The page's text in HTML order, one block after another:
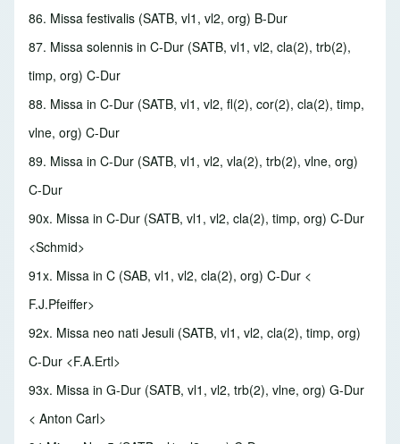
86. Missa festivalis (SATB, vl1, vl2, org) B-Dur
87. Missa solennis in C-Dur (SATB, vl1, vl2, cla(2), trb(2),
timp, org) C-Dur
88. Missa in C-Dur (SATB, vl1, vl2, fl(2), cor(2), cla(2), timp,
vlne, org) C-Dur
89. Missa in C-Dur (SATB, vl1, vl2, vla(2), trb(2), vlne, org)
C-Dur
90x. Missa in C-Dur (SATB, vl1, vl2, cla(2), timp, org) C-Dur
<Schmid>
91x. Missa in C (SAB, vl1, vl2, cla(2), org) C-Dur <
F.J.Pfeiffer>
92x. Missa neo nati Jesuli (SATB, vl1, vl2, cla(2), timp, org)
C-Dur <F.A.Ertl>
93x. Missa in G-Dur (SATB, vl1, vl2, trb(2), vlne, org) G-Dur
< Anton Carl>